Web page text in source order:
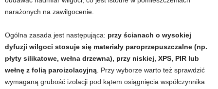
narażonych na zawilgocenie.
Ogólna zasada jest następująca: przy ścianach o wysokiej
dyfuzji wilgoci stosuje się materiały paroprzepuszczalne (np.
płyty silikatowe, wełna drzewna), przy niskiej, XPS, PIR lub
wełnę z folią paroizolacyjną. Przy wyborze warto też sprawdzić
wymaganą grubość izolacji pod kątem osiągnięcia współczynnika